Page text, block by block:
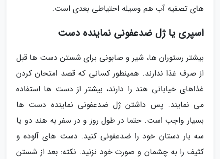
های تصفیه آب هم وسیله احتیاطی بعدی است.
اسپری یا ژل ضدعفونی نماینده دست
بیشتر رستوران ها، شیر و صابونی برای شستن دست ها قبل
از صرف غذا ندارند. همینطور کسانی که قصد امتحان کردن
غذاهای خیابانی هند را دارند، بیشتر از دست ها استفاده
می نمایند. پس داشتن ژل ضدعفونی نماینده دست ها
بسیار واجب است. حتما در طول روز و در سفر به هند دو یا
سه بار دستان خود را ضدعفونی کنید. دست های آلوده و
کثیف را به چشمان و صورت خود نزنید. نکته: بعد از شستن